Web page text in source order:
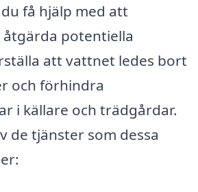
få hjälp med att
potentiella
att vattnet ledes bort
och förhindra
i källare och trädgårdar.
de tjänster som dessa